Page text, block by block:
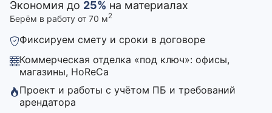
Экономия до 25% на материалах
Берём в работу от 70 м2
Фиксируем смету и сроки в договоре
Коммерческая отделка «под ключ»: офисы,
магазины, HoReCa
Проект и работы с учётом ПБ и требований
арендатора